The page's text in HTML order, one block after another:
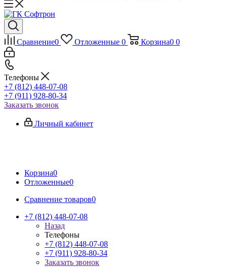
Сравнение0 Отложенные 0 Корзина0 0
Телефоны
+7 (812) 448-07-08
+7 (911) 928-80-34
Заказать звонок
Личный кабинет
Корзина0
Отложенные0
Сравнение товаров0
+7 (812) 448-07-08
Назад
Телефоны
+7 (812) 448-07-08
+7 (911) 928-80-34
Заказать звонок